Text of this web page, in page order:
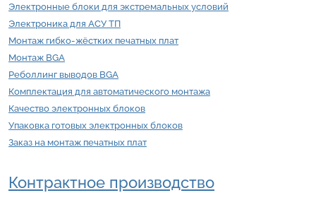
Электронные блоки для экстремальных условий
Электроника для АСУ ТП
Монтаж гибко-жёстких печатных плат
Монтаж BGA
Реболлинг выводов BGA
Комплектация для автоматического монтажа
Качество электронных блоков
Упаковка готовых электронных блоков
Заказ на монтаж печатных плат
Контрактное производство